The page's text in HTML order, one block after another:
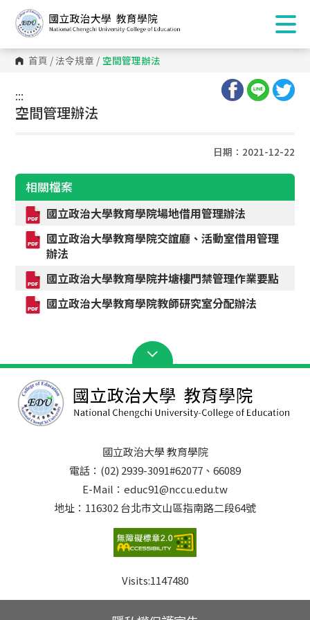
首頁 / 法令規章 / 空間管理辦法
:::
:::
空間管理辦法
日期：2021-12-22
相關檔案
國立政治大學教育學院場地借用管理辦法
國立政治大學教育學院交誼廳、活動室借用管理
辦法
國立政治大學教育學院井塘樓門禁管理作業要點
國立政治大學教育學院教師研究室分配辦法
國立政治大學 教育學院
電話：(02) 2939-3091#62077、66089
E-Mail：educ91@nccu.edu.tw
地址：116302 台北市文山區指南路二段64號
Visits:1147480